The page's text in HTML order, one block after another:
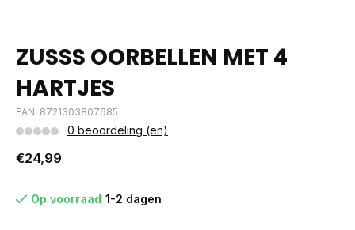
ZUSSS OORBELLEN MET 4
HARTJES
EAN: 8721303807685
0 beoordeling (en)
€24,99
Op voorraad 1-2 dagen